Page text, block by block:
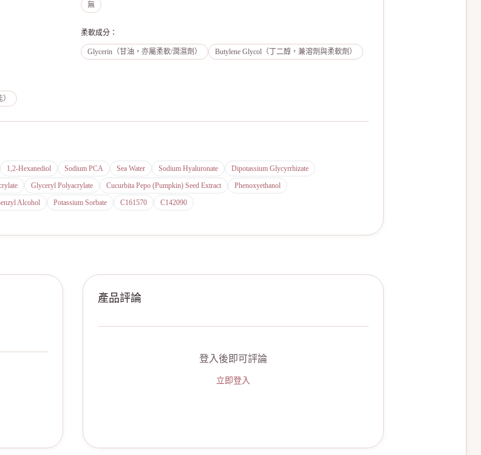
無
柔軟成分 ：
Glycerin（甘油，亦屬柔軟/潤濕劑） Butylene Glycol（丁二醇，兼溶劑與柔軟劑）
1,2-Hexanediol Sodium PCA Sea Water Sodium Hyaluronate
Dipotassium Glycyrrhizate
Glyceryl Polyacrylate Cucurbita Pepo (Pumpkin) Seed Extract
Phenoxyethanol
Alcohol Potassium Sorbate C161570 C142090
產品評論
登入後即可評論
立即登入